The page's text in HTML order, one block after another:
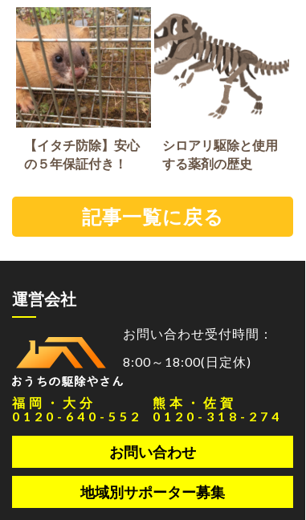
【イタチ防除】安心
の５年保証付き！
シロアリ駆除と使用
する薬剤の歴史
記事一覧に戻る
運営会社
お問い合わせ受付時間：
8:00～18:00(日定休)
福岡・大分
0120-640-552
熊本・佐賀
0120-318-274
お問い合わせ
地域別サポーター募集